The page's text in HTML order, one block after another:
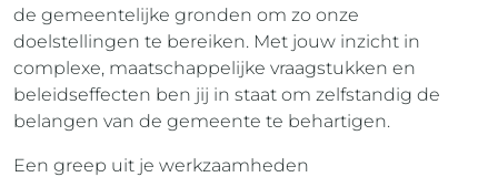
de gemeentelijke gronden om zo onze
doelstellingen te bereiken. Met jouw inzicht in
complexe, maatschappelijke vraagstukken en
beleidseffecten ben jij in staat om zelfstandig de
belangen van de gemeente te behartigen.
Een greep uit je werkzaamheden